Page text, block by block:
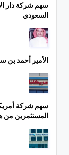
سهم شركة دار
السعودي
الأمير أحمد بن
سهم شركة
المستثمرين من